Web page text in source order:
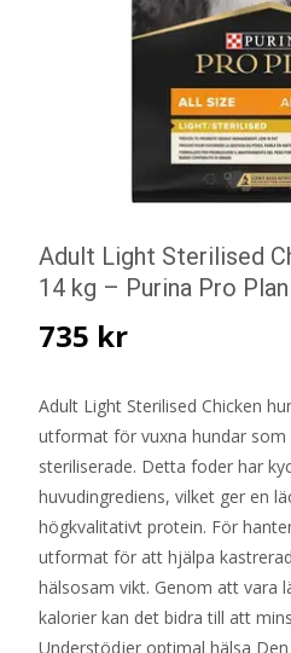
Adult Light Sterilised
14 kg – Purina Pro Plan
735 kr
Adult Light Sterilised Chicken
utformat för vuxna hundar som
steriliserade. Detta foder har
huvudingrediens, vilket ger en
högkvalitativt protein. För
utformat för att hjälpa
hälsosam vikt. Genom att vara
kalorier kan det bidra till att
Understödjer optimal hälsa